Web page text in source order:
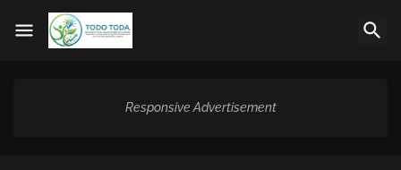
Responsive Advertisement